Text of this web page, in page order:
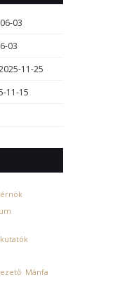
03
03
11-25
11-15
kutatók
Mánfa